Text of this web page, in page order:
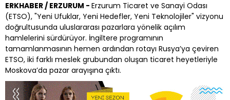
ERKHABER / ERZURUM - Erzurum Ticaret ve Sanayi Odası
(ETSO), "Yeni Ufuklar, Yeni Hedefler, Yeni Teknolojiler" vizyonu
doğrultusunda uluslararası pazarlara yönelik açılım
hamlelerini sürdürüyor. İngiltere programının
tamamlanmasının hemen ardından rotayı Rusya’ya çeviren
ETSO, iki farklı meslek grubundan oluşan ticaret heyetleriyle
Moskova’da pazar arayışına çıktı.